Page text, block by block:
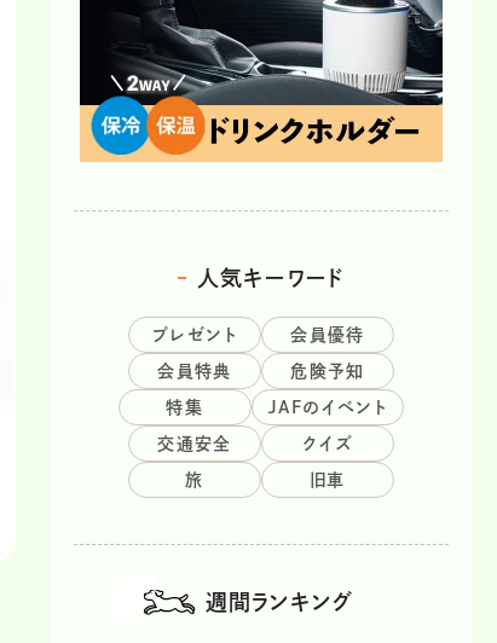
人気キーワード
プレゼント 会員優待
会員特典 危険予知
特集 JAFのイベント
交通安全 クイズ
旅 旧車
週間ランキング